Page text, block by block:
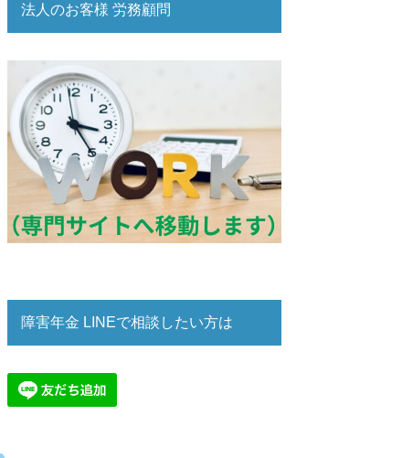
法人のお客様 労務顧問
障害年金 LINEで相談したい方は